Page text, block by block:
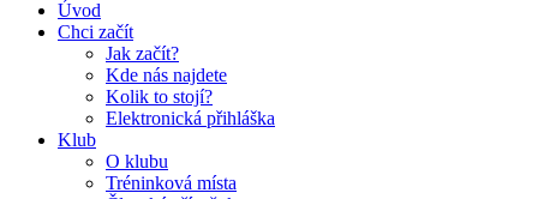
Úvod
Chci začít
Jak začít?
Kde nás najdete
Kolik to stojí?
Elektronická přihláška
Klub
O klubu
Tréninková místa